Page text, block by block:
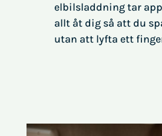
elbilsladdning tar
allt åt dig så att du
utan att lyfta ett